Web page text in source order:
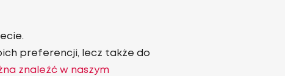
preferencji, lecz także do
znaleźć w naszym